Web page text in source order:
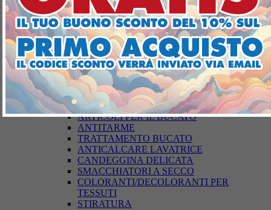
DETERGENZA BUCATO
← visualizza tutto su DETERGENZA
BUCATO
SAPONI
DETERSIVI LAVATRICE
BUCATO A MANO
AMMORBIDENTI
PODS-DISCS LAVATRICE
CURA DEI TESSUTI
←
visualizza tutto su CURA DEI TESSUTI
ARTICOLI PER IL BUCATO
ANTITARME
TRATTAMENTO BUCATO
ANTICALCARE LAVATRICE
CANDEGGINA DELICATA
SMACCHIATORI A SECCO
COLORANTI/DECOLORANTI PER
TESSUTI
STIRATURA